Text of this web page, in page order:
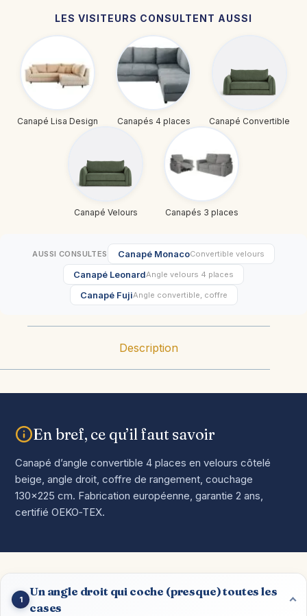
LES VISITEURS CONSULTENT AUSSI
Canapé Lisa Design Canapés 4 places Canapé Convertible
Canapé Velours Canapés 3 places
AUSSI CONSULTES Canapé MonacoConvertible velours
Canapé LeonardAngle velours 4 places
Canapé FujiAngle convertible, coffre
Description
En bref, ce qu’il faut savoir
Canapé d’angle convertible 4 places en velours côtelé
beige, angle droit, coffre de rangement, couchage
130×225 cm. Fabrication européenne, garantie 2 ans,
certifié OEKO‑TEX.
1
Un angle droit qui coche (presque) toutes les
cases